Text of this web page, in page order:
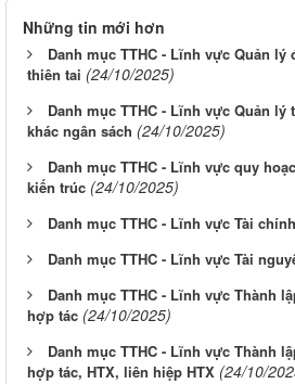
Những tin mới hơn
Danh mục TTHC - Lĩnh vực Quản
thiên tai (24/10/2025)
Danh mục TTHC - Lĩnh vực Quản
khác ngân sách (24/10/2025)
Danh mục TTHC - Lĩnh vực quy
kiến trúc (24/10/2025)
Danh mục TTHC - Lĩnh vực Tài chính
Danh mục TTHC - Lĩnh vực Tài
Danh mục TTHC - Lĩnh vực Thành
hợp tác (24/10/2025)
Danh mục TTHC - Lĩnh vực Thành
hợp tác, HTX, liên hiệp HTX (24/10/